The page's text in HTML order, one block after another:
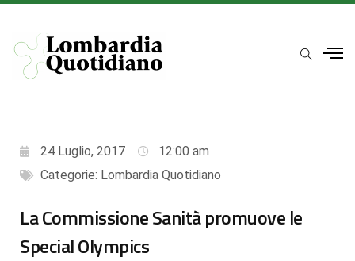
24 Luglio, 2017
12:00 am
Categorie: Lombardia Quotidiano
La Commissione Sanità promuove le
Special Olympics